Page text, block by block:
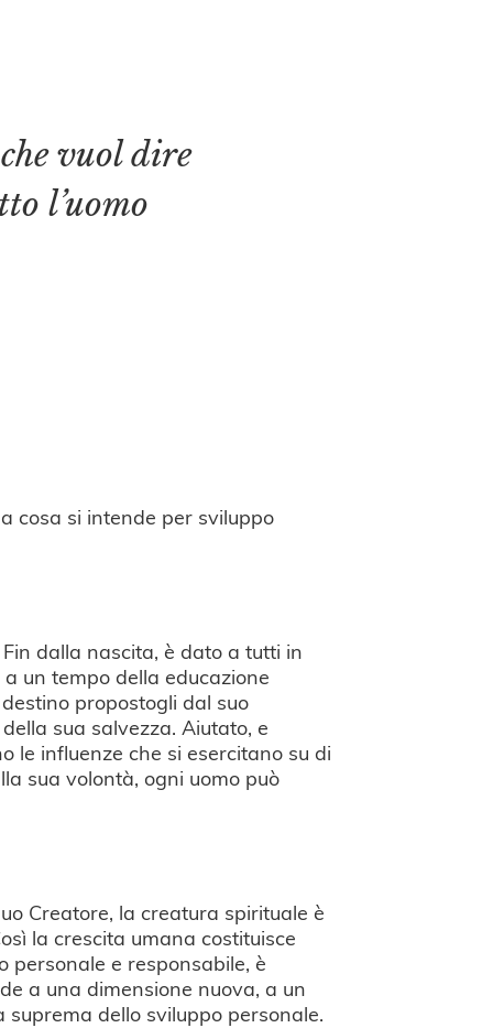
vuol dire
l’uomo
cosa si intende per sviluppo
dalla nascita, è dato a tutti in
un tempo della educazione
propostogli dal suo
sua salvezza. Aiutato, e
le influenze che si esercitano su di
sua volontà, ogni uomo può
Creatore, la creatura spirituale è
la crescita umana costituisce
personale e responsabile, è
a una dimensione nuova, a un
dello sviluppo personale.